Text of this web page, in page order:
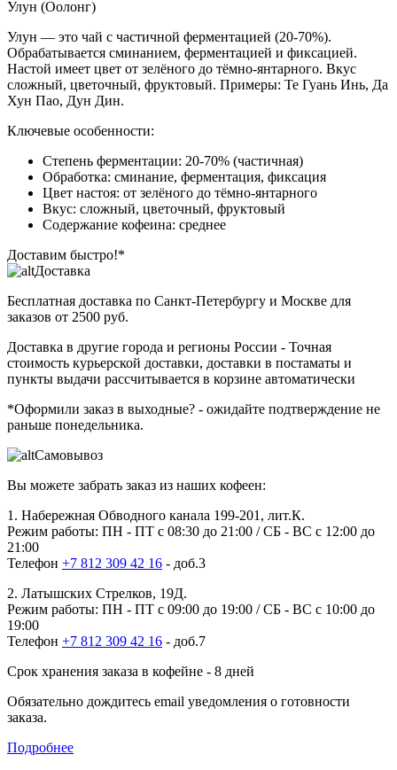
Улун (Оолонг)
Улун — это чай с частичной ферментацией (20-70%).
Обрабатывается сминанием, ферментацией и фиксацией.
Настой имеет цвет от зелёного до тёмно-янтарного. Вкус
сложный, цветочный, фруктовый. Примеры: Те Гуань Инь, Да
Хун Пао, Дун Дин.
Ключевые особенности:
Степень ферментации: 20-70% (частичная)
Обработка: сминание, ферментация, фиксация
Цвет настоя: от зелёного до тёмно-янтарного
Вкус: сложный, цветочный, фруктовый
Содержание кофеина: среднее
Доставим быстро!*
Доставка
Бесплатная доставка по Санкт-Петербургу и Москве для
заказов от 2500 руб.
Доставка в другие города и регионы России - Точная
стоимость курьерской доставки, доставки в постаматы и
пункты выдачи рассчитывается в корзине автоматически
*Оформили заказ в выходные? - ожидайте подтверждение не
раньше понедельника.
Самовывоз
Вы можете забрать заказ из наших кофеен:
1. Набережная Обводного канала 199-201, лит.К.
Режим работы: ПН - ПТ с 08:30 до 21:00 / СБ - ВС с 12:00 до
21:00
Телефон +7 812 309 42 16 - доб.3
2. Латышских Стрелков, 19Д.
Режим работы: ПН - ПТ с 09:00 до 19:00 / СБ - ВС с 10:00 до
19:00
Телефон +7 812 309 42 16 - доб.7
Срок хранения заказа в кофейне - 8 дней
Обязательно дождитесь email уведомления о готовности
заказа.
Подробнее